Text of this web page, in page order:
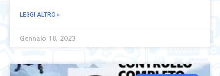
LEGGI ALTRO »
Gennaio 18, 2023